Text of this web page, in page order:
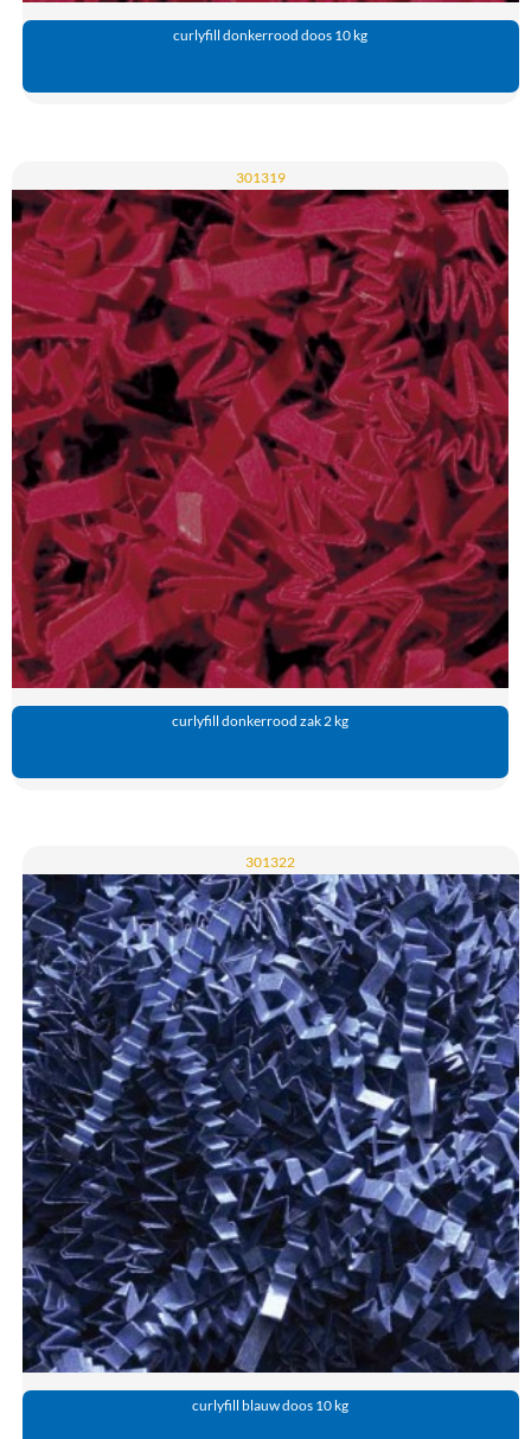
curlyfill donkerrood doos 10 kg
301319
curlyfill donkerrood zak 2 kg
301322
curlyfill blauw doos 10 kg